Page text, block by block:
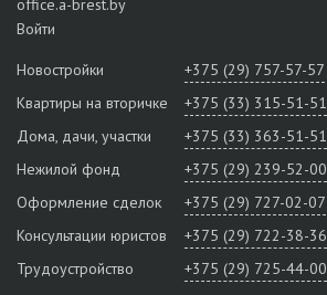
office.a-brest.by
Войти
Новостройки
+375 (29) 757-57-57
Квартиры на вторичке
+375 (33) 315-51-51
Дома, дачи, участки
+375 (33) 363-51-51
Нежилой фонд
+375 (29) 239-52-00
Оформление сделок
+375 (29) 727-02-07
Консультации юристов
+375 (29) 722-38-36
Трудоустройство
+375 (29) 725-44-00